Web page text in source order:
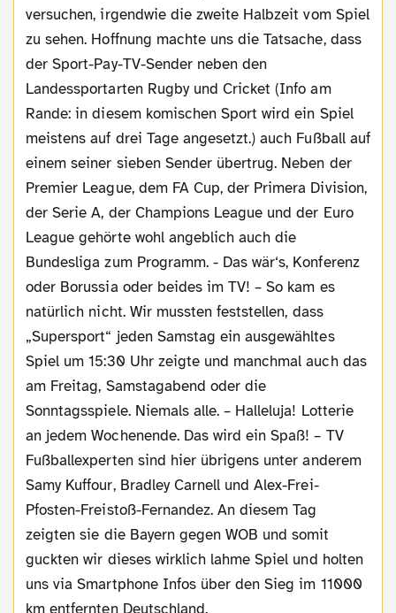
versuchen, irgendwie die zweite Halbzeit vom Spiel
zu sehen. Hoffnung machte uns die Tatsache, dass
der Sport-Pay-TV-Sender neben den
Landessportarten Rugby und Cricket (Info am
Rande: in diesem komischen Sport wird ein Spiel
meistens auf drei Tage angesetzt.) auch Fußball auf
einem seiner sieben Sender übertrug. Neben der
Premier League, dem FA Cup, der Primera Division,
der Serie A, der Champions League und der Euro
League gehörte wohl angeblich auch die
Bundesliga zum Programm. - Das wär‘s, Konferenz
oder Borussia oder beides im TV! – So kam es
natürlich nicht. Wir mussten feststellen, dass
„Supersport“ jeden Samstag ein ausgewähltes
Spiel um 15:30 Uhr zeigte und manchmal auch das
am Freitag, Samstagabend oder die
Sonntagsspiele. Niemals alle. – Halleluja! Lotterie
an jedem Wochenende. Das wird ein Spaß! – TV
Fußballexperten sind hier übrigens unter anderem
Samy Kuffour, Bradley Carnell und Alex-Frei-
Pfosten-Freistoß-Fernandez. An diesem Tag
zeigten sie die Bayern gegen WOB und somit
guckten wir dieses wirklich lahme Spiel und holten
uns via Smartphone Infos über den Sieg im 11000
km entfernten Deutschland.